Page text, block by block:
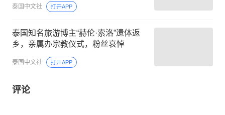
泰国中文社 打开APP
泰国知名旅游博主“赫伦·索洛”遗体返
乡，亲属办宗教仪式，粉丝哀悼
泰国中文社 打开APP
评论